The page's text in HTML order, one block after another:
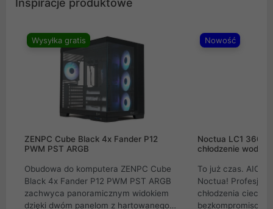
Wysyłka gratis
ZENPC Cube Black 4x Fander P12
PWM PST ARGB
Obudowa do komputera ZENPC Cube
Black 4x Fander P12 PWM PST ARGB
zachwyca panoramicznym widokiem
dzięki dwóm panelom z hartowanego
Nowość
Noctua LC1
chłodzenie wodne
To już czas. AIO
Noctua!
chłodzenia cieczą